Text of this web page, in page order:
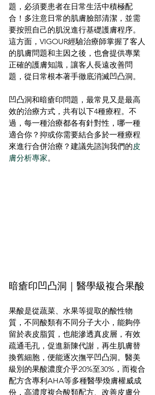
題，必須要患者在日常生活中積極配
合！多注意日常的肌膚臉部清潔，並需
要按照自己的肌況進行基礎護膚程序。
這方面，VIGOUR經驗治療師掌握了客人
的肌膚問題和主因之後，也會提供專業
正確的護膚知識，讓客人長遠改善問
題，從日常根本著手徹底消滅凹凸洞。
凹凸洞和暗瘡印問題，最常見又是最高
效的治療方式，共有以下4種療程。不
過，每一種治療都各有針對性，哪一種
適合你？抑或你需要結合多於一種療程
來進行合併治療？建議先諮詢我們的皮
膚分析專家。
暗瘡印凹凸洞｜醫學級複合果酸
果酸是從蔬菜、水果等提取的酸性物
質，不同酸類有不同分子大小，能夠停
留於表皮脂質，也能滲透真皮層，有效
疏通毛孔，促進新陳代謝，再生肌膚替
換舊細胞，便能逐次撫平凹凸洞。醫美
級別的果酸濃度介乎20%至30%，而複合
配方含專利AHA等多種醫學煥膚權威成
份，高濃度複合酸類配方、改善皮膚分